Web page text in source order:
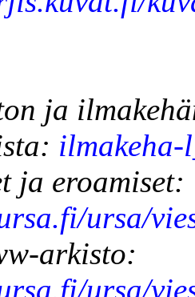
ja
ja eroamiset:
ursa/
arkisto:
ursa/